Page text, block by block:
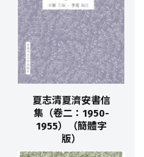
夏志清夏濟安書信
集（卷二：1950-
1955）（簡體字
版）